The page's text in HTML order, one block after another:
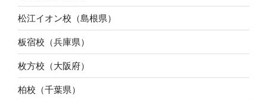
松江イオン校（島根県）
板宿校（兵庫県）
枚方校（大阪府）
柏校（千葉県）